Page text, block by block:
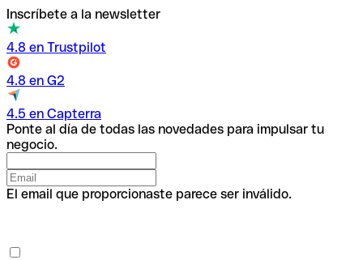
Inscríbete a la newsletter
4.8 en Trustpilot
4.8 en G2
4.5 en Capterra
Ponte al día de todas las novedades para impulsar tu
negocio.
El email que proporcionaste parece ser inválido.